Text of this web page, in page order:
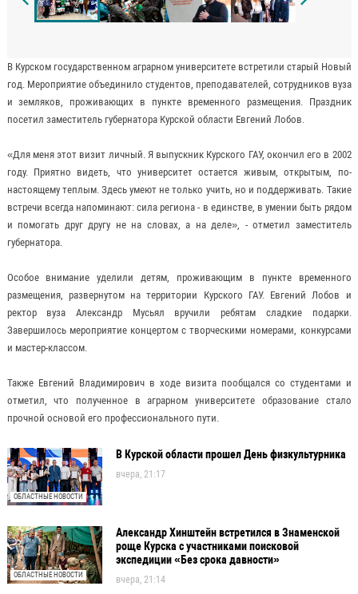
В Курском государственном аграрном университете встретили старый Новый
год. Мероприятие объединило студентов, преподавателей, сотрудников вуза
и земляков, проживающих в пункте временного размещения. Праздник
посетил заместитель губернатора Курской области Евгений Лобов.
«Для меня этот визит личный. Я выпускник Курского ГАУ, окончил его в 2002
году. Приятно видеть, что университет остается живым, открытым, по-
настоящему теплым. Здесь умеют не только учить, но и поддерживать. Такие
встречи всегда напоминают: сила региона - в единстве, в умении быть рядом
и помогать друг другу не на словах, а на деле», - отметил заместитель
губернатора.
Особое внимание уделили детям, проживающим в пункте временного
размещения, развернутом на территории Курского ГАУ. Евгений Лобов и
ректор вуза Александр Мусьял вручили ребятам сладкие подарки.
Завершилось мероприятие концертом с творческими номерами, конкурсами
и мастер-классом.
Также Евгений Владимирович в ходе визита пообщался со студентами и
отметил, что полученное в аграрном университете образование стало
прочной основой его профессионального пути.
ОБЛАСТНЫЕ НОВОСТИ
В Курской области прошел День физкультурника
вчера, 21:17
ОБЛАСТНЫЕ НОВОСТИ
Александр Хинштейн встретился в Знаменской
роще Курска с участниками поисковой
экспедиции «Без срока давности»
вчера, 21:14